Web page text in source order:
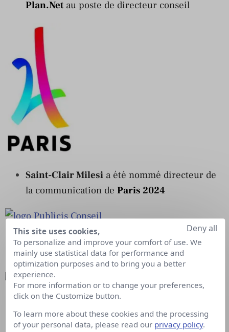
Plan.Netau poste de directeur conseil
Saint-Clair Milesi a été nommé directeur de
la communication de Paris 2024
Andreea Zaharcuest nommé international
account manager chezPublicis Conseil
Sophie Huetest nommée adjointe à la
directrice de l’information de l’AFP
This site uses cookies,
To personalize and improve your comfort of use. We
mainly use statistical data for performance and
optimization purposes and to bring you a better
experience.
For more information or to change your preferences,
click on the Customize button.
To learn more about these cookies and the processing
of your personal data, please read our privacy policy.
Deny all